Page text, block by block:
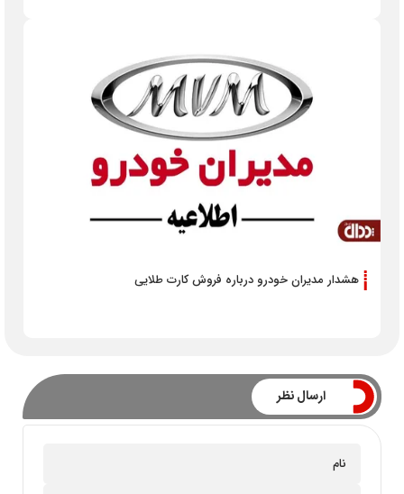
هشدار مدیران خودرو درباره فروش کارت طلایی
ارسال نظر